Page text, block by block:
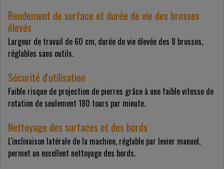
Rendement de surface et durée de vie des brosses
élevés
Largeur de travail de 60 cm, durée de vie élevée des 8 brosses,
réglables sans outils.
Sécurité d'utilisation
Faible risque de projection de pierres grâce à une faible vitesse de
rotation de seulement 180 tours par minute.
Nettoyage des surfaces et des bords
L'inclinaison latérale de la machine, réglable par levier manuel,
permet un excellent nettoyage des bords.